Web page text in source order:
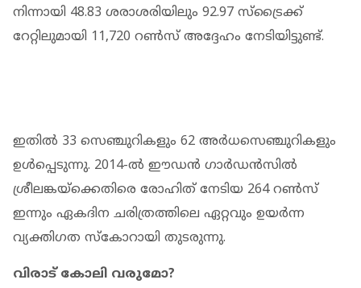
നിന്നായി 48.83 ശരാശരിയിലും 92.97 സ്‌ട്രൈക്ക്
റേറ്റിലുമായി 11,720 റണ്‍സ് അദ്ദേഹം നേടിയിട്ടുണ്ട്.
ഇതില്‍ 33 സെഞ്ചുറികളും 62 അര്‍ധസെഞ്ചുറികളും
ഉള്‍പ്പെടുന്നു. 2014-ല്‍ ഈഡന്‍ ഗാര്‍ഡന്‍സില്‍
ശ്രീലങ്കയ്‌ക്കെതിരെ രോഹിത് നേടിയ 264 റണ്‍സ്
ഇന്നും ഏകദിന ചരിത്രത്തിലെ ഏറ്റവും ഉയര്‍ന്ന
വ്യക്തിഗത സ്‌കോറായി തുടരുന്നു.
വിരാട് കോലി വരുമോ?